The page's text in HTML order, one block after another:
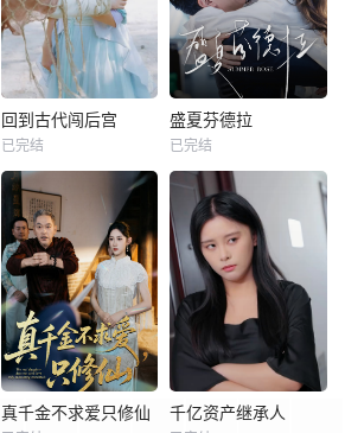
回到古代闯后宫
已完结
盛夏芬德拉
已完结
真千金不求爱只修仙 千亿资产继承人